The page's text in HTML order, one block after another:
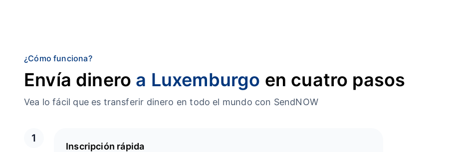
¿Cómo funciona?
Envía dinero a Luxemburgo en cuatro pasos
Vea lo fácil que es transferir dinero en todo el mundo con SendNOW
1
Inscripción rápida